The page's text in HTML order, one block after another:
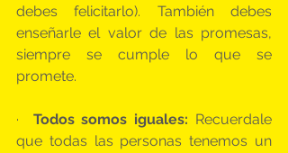
debes felicitarlo). También debes
enseñarle el valor de las promesas,
siempre se cumple lo que se
promete.
· Todos somos iguales: Recuerdale
que todas las personas tenemos un